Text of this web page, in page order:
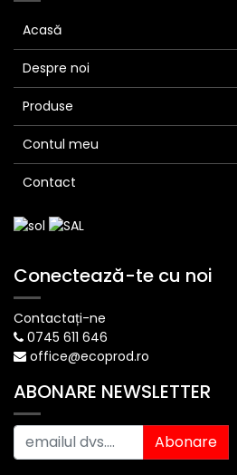
Acasă
Despre noi
Produse
Contul meu
Contact
Conectează-te cu noi
Contactați-ne
0745 611 646
office@ecoprod.ro
ABONARE NEWSLETTER
Abonare